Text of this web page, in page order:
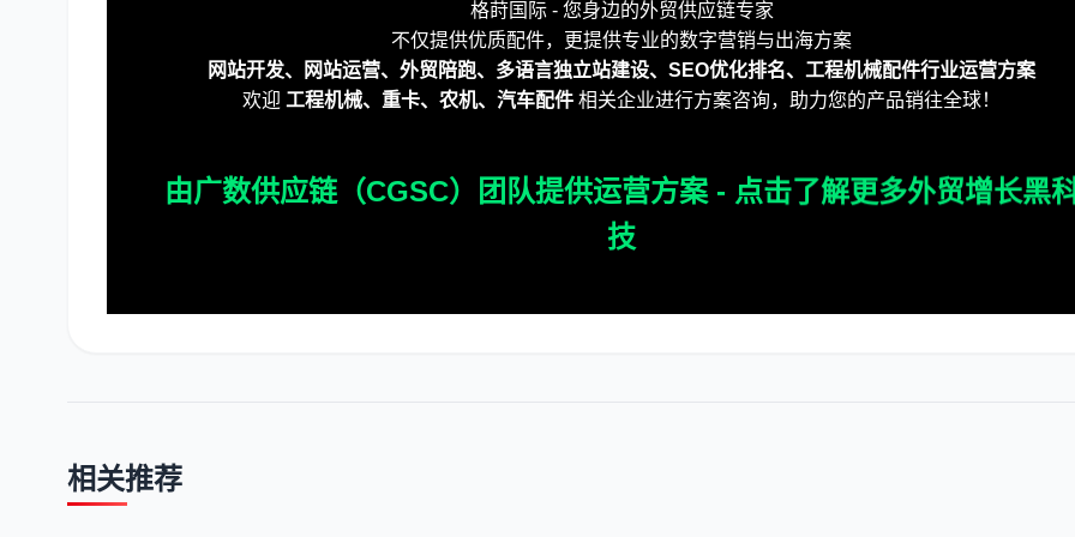
格莳国际 - 您身边的外贸供应链专家
不仅提供优质配件，更提供专业的数字营销与出海方案
网站开发、网站运营、外贸陪跑、多语言独立站建设、SEO优化排名、工程机械配件行业运营方案
欢迎 工程机械、重卡、农机、汽车配件 相关企业进行方案咨询，助力您的产品销往全球！
由广数供应链（CGSC）团队提供运营方案 - 点击了解更多外贸增长黑
技
相关推荐